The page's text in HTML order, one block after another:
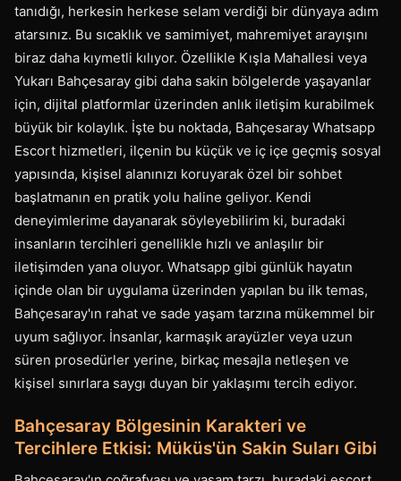
tanıdığı, herkesin herkese selam verdiği bir dünyaya adım
atarsınız. Bu sıcaklık ve samimiyet, mahremiyet arayışını
biraz daha kıymetli kılıyor. Özellikle Kışla Mahallesi veya
Yukarı Bahçesaray gibi daha sakin bölgelerde yaşayanlar
için, dijital platformlar üzerinden anlık iletişim kurabilmek
büyük bir kolaylık. İşte bu noktada, Bahçesaray Whatsapp
Escort hizmetleri, ilçenin bu küçük ve iç içe geçmiş sosyal
yapısında, kişisel alanınızı koruyarak özel bir sohbet
başlatmanın en pratik yolu haline geliyor. Kendi
deneyimlerime dayanarak söyleyebilirim ki, buradaki
insanların tercihleri genellikle hızlı ve anlaşılır bir
iletişimden yana oluyor. Whatsapp gibi günlük hayatın
içinde olan bir uygulama üzerinden yapılan bu ilk temas,
Bahçesaray'ın rahat ve sade yaşam tarzına mükemmel bir
uyum sağlıyor. İnsanlar, karmaşık arayüzler veya uzun
süren prosedürler yerine, birkaç mesajla netleşen ve
kişisel sınırlara saygı duyan bir yaklaşımı tercih ediyor.
Bahçesaray Bölgesinin Karakteri ve
Tercihlere Etkisi: Müküs'ün Sakin Suları Gibi